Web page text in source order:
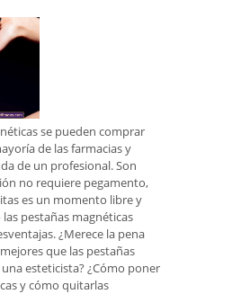
se pueden comprar
de las farmacias y
de un profesional. Son
no requiere pegamento,
es un momento libre y
pestañas magnéticas
¿Merece la pena
que las pestañas
esteticista? ¿Cómo poner
y cómo quitarlas